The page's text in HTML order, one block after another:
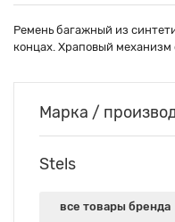
Ремень багажный из
концах. Храповый механизм
Марка /
Stels
все товары бренда